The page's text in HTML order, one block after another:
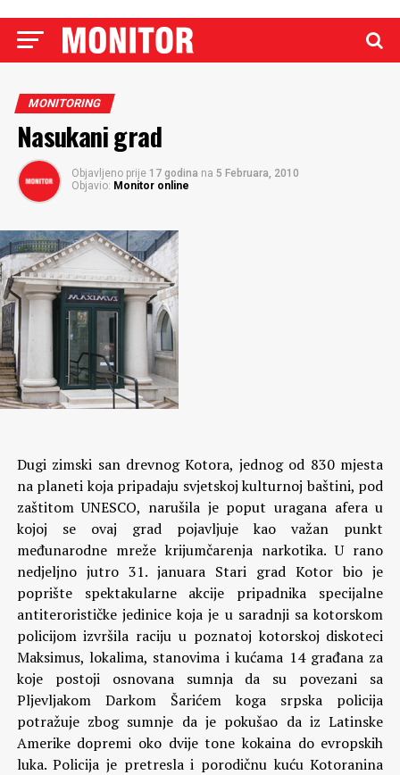
MONITORING
Nasukani grad
Objavljeno prije 17 godina na 5 Februara, 2010
Objavio: Monitor online
Dugi zimski san drevnog Kotora, jednog od 830 mjesta
na planeti koja pripadaju svjetskoj kulturnoj baštini, pod
zaštitom UNESCO, narušila je poput uragana afera u
kojoj se ovaj grad pojavljuje kao važan punkt
međunarodne mreže krijumčarenja narkotika. U rano
nedjeljno jutro 31. januara Stari grad Kotor bio je
poprište spektakularne akcije pripadnika specijalne
antiterorističke jedinice koja je u saradnji sa kotorskom
policijom izvršila raciju u poznatoj kotorskoj diskoteci
Maksimus, lokalima, stanovima i kućama 14 građana za
koje postoji osnovana sumnja da su povezani sa
Pljevljakom Darkom Šarićem koga srpska policija
potražuje zbog sumnje da je pokušao da iz Latinske
Amerike dopremi oko dvije tone kokaina do evropskih
luka.Policija je pretresla i porodičnu kuću Kotoranina